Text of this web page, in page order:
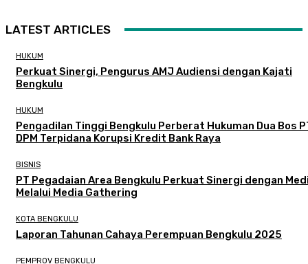
LATEST ARTICLES
HUKUM
Perkuat Sinergi, Pengurus AMJ Audiensi dengan Kajati
Bengkulu
HUKUM
Pengadilan Tinggi Bengkulu Perberat Hukuman Dua Bos
DPM Terpidana Korupsi Kredit Bank Raya
BISNIS
PT Pegadaian Area Bengkulu Perkuat Sinergi dengan
Melalui Media Gathering
KOTA BENGKULU
Laporan Tahunan Cahaya Perempuan Bengkulu 2025
PEMPROV BENGKULU